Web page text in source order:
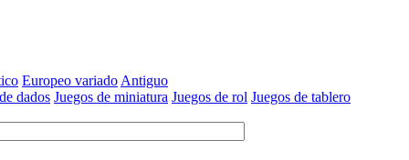
Europeo variado Antiguo
dados Juegos de miniatura Juegos de rol Juegos de tablero